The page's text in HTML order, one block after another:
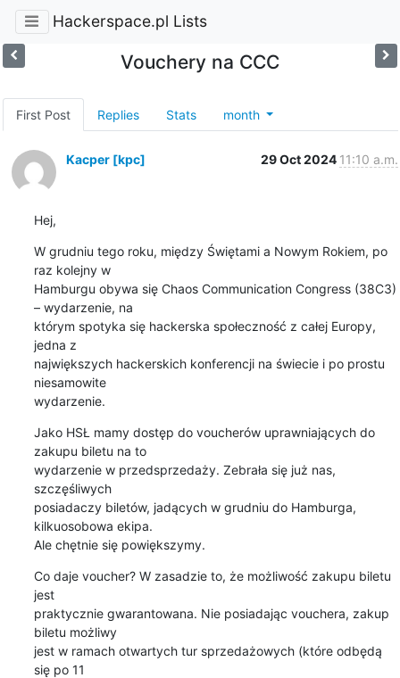
Hackerspace.pl Lists
Vouchery na CCC
First Post Replies Stats month
Kacper [kpc] 29 Oct 2024 11:10 a.m.
Hej,
W grudniu tego roku, między Świętami a Nowym Rokiem, po
raz kolejny w
Hamburgu obywa się Chaos Communication Congress (38C3)
– wydarzenie, na
którym spotyka się hackerska społeczność z całej Europy,
jedna z
największych hackerskich konferencji na świecie i po prostu
niesamowite
wydarzenie.
Jako HSŁ mamy dostęp do voucherów uprawniających do
zakupu biletu na to
wydarzenie w przedsprzedaży. Zebrała się już nas,
szczęśliwych
posiadaczy biletów, jadących w grudniu do Hamburga,
kilkuosobowa ekipa.
Ale chętnie się powiększymy.
Co daje voucher? W zasadzie to, że możliwość zakupu biletu
jest
praktycznie gwarantowana. Nie posiadając vouchera, zakup
biletu możliwy
jest w ramach otwartych tur sprzedażowych (które odbędą
się po 11